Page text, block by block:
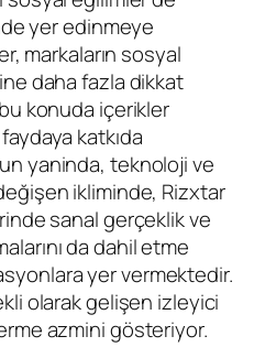
yer edinmeye
markaların sosyal
daha fazla dikkat
konuda içerikler
katkıda
yaninda, teknoloji ve
ikliminde, Rizxtar
sanal gerçeklik ve
da dahil etme
yer vermektedir.
olarak gelişen izleyici
azmini gösteriyor.